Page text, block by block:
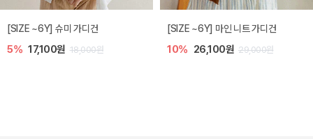
밀라 아기 점프수트
10% 30,600원 34,000원
밀라 아기 셋업
20% 35,200원 44,000원